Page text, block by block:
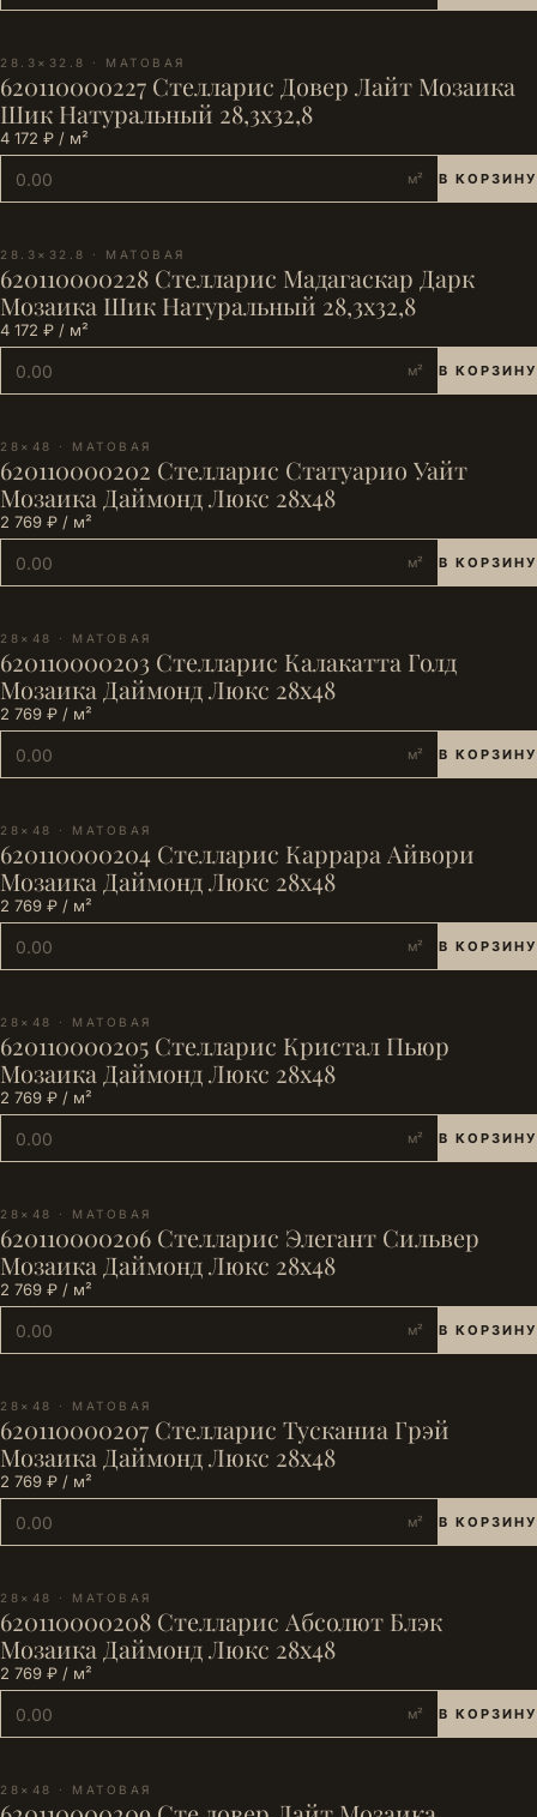
28.3×32.8 · МАТОВАЯ
620110000227 Стелларис Довер Лайт Мозаика
Шик Натуральный 28,3х32,8
4 172 ₽ / м²
м² В КОРЗИНУ
28.3×32.8 · МАТОВАЯ
620110000228 Стелларис Мадагаскар Дарк
Мозаика Шик Натуральный 28,3х32,8
4 172 ₽ / м²
м² В КОРЗИНУ
28×48 · МАТОВАЯ
620110000202 Стелларис Статуарио Уайт
Мозаика Даймонд Люкс 28х48
2 769 ₽ / м²
м² В КОРЗИНУ
28×48 · МАТОВАЯ
620110000203 Стелларис Калакатта Голд
Мозаика Даймонд Люкс 28х48
2 769 ₽ / м²
м² В КОРЗИНУ
28×48 · МАТОВАЯ
620110000204 Стелларис Каррара Айвори
Мозаика Даймонд Люкс 28х48
2 769 ₽ / м²
м² В КОРЗИНУ
28×48 · МАТОВАЯ
620110000205 Стелларис Кристал Пьюр
Мозаика Даймонд Люкс 28х48
2 769 ₽ / м²
м² В КОРЗИНУ
28×48 · МАТОВАЯ
620110000206 Стелларис Элегант Сильвер
Мозаика Даймонд Люкс 28х48
2 769 ₽ / м²
м² В КОРЗИНУ
28×48 · МАТОВАЯ
620110000207 Стелларис Тусканиа Грэй
Мозаика Даймонд Люкс 28х48
2 769 ₽ / м²
м² В КОРЗИНУ
28×48 · МАТОВАЯ
620110000208 Стелларис Абсолют Блэк
Мозаика Даймонд Люкс 28х48
2 769 ₽ / м²
м² В КОРЗИНУ
28×48 · МАТОВАЯ